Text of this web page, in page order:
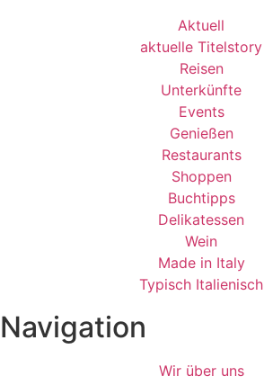
Aktuell
aktuelle Titelstory
Reisen
Unterkünfte
Events
Genießen
Restaurants
Shoppen
Buchtipps
Delikatessen
Wein
Made in Italy
Typisch Italienisch
Navigation
Wir über uns